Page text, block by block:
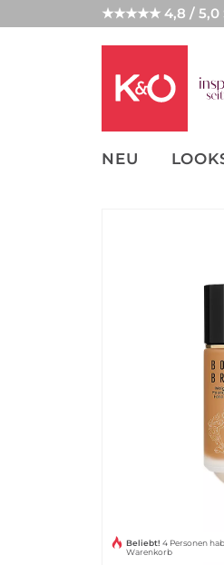
★★★★★ 4,8 / 5,0
NEU
NEW IN
WEDDING
Beliebt! 4 Personen
Warenkorb